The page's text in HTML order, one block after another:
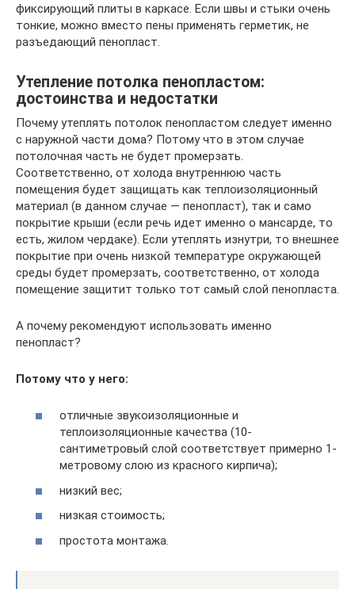
фиксирующий плиты в каркасе. Если швы и стыки очень
тонкие, можно вместо пены применять герметик, не
разъедающий пенопласт.
Утепление потолка пенопластом:
достоинства и недостатки
Почему утеплять потолок пенопластом следует именно
с наружной части дома? Потому что в этом случае
потолочная часть не будет промерзать.
Соответственно, от холода внутреннюю часть
помещения будет защищать как теплоизоляционный
материал (в данном случае — пенопласт), так и само
покрытие крыши (если речь идет именно о мансарде, то
есть, жилом чердаке). Если утеплять изнутри, то внешнее
покрытие при очень низкой температуре окружающей
среды будет промерзать, соответственно, от холода
помещение защитит только тот самый слой пенопласта.
А почему рекомендуют использовать именно
пенопласт?
Потому что у него:
отличные звукоизоляционные и
теплоизоляционные качества (10-
сантиметровый слой соответствует примерно 1-
метровому слою из красного кирпича);
низкий вес;
низкая стоимость;
простота монтажа.